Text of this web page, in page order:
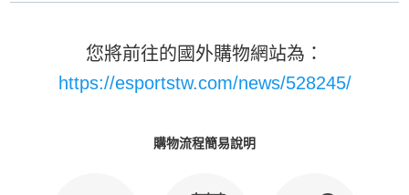
您將前往的國外購物網站為：
https://esportstw.com/news/528245/
購物流程簡易說明